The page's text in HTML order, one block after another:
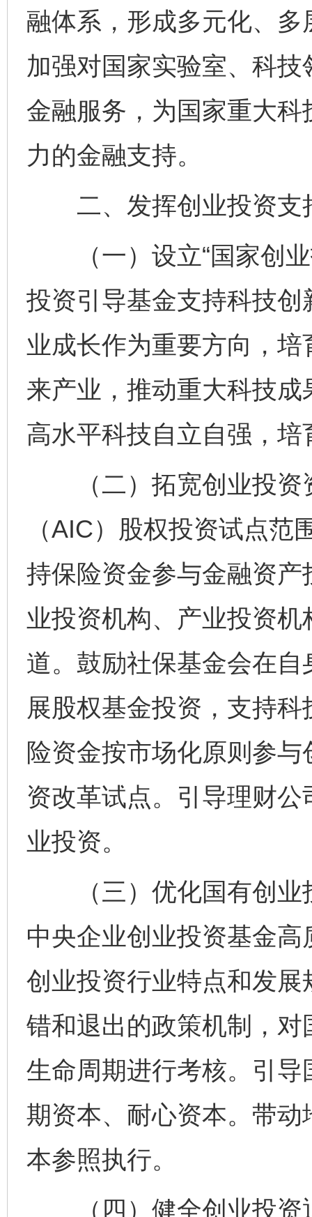
融体系，形成多元化、
加强对国家实验室、科
金融服务，为国家重大
力的金融支持。
二、发挥创业投资支
（一）设立“国家创业
投资引导基金支持科技
业成长作为重要方向，
来产业，推动重大科技
高水平科技自立自强，
（二）拓宽创业投资
（AIC）股权投资试点
持保险资金参与金融资
业投资机构、产业投资
道。鼓励社保基金会在
展股权基金投资，支持
险资金按市场化原则参
资改革试点。引导理财
业投资。
（三）优化国有创业
中央企业创业投资基金
创业投资行业特点和发
错和退出的政策机制，
生命周期进行考核。引
期资本、耐心资本。带
本参照执行。
（四）健全创业投资